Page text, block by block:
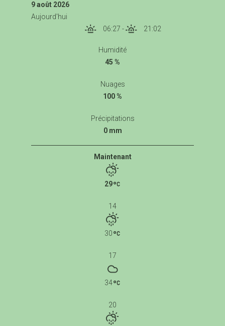
9 août 2026
Aujourd'hui
06:27 - 21:02
Humidité
45 %
Nuages
100 %
Précipitations
0 mm
Maintenant
29
14
30
17
34
20